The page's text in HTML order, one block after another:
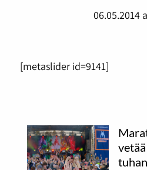
06.05.2014
[metaslider id=9141]